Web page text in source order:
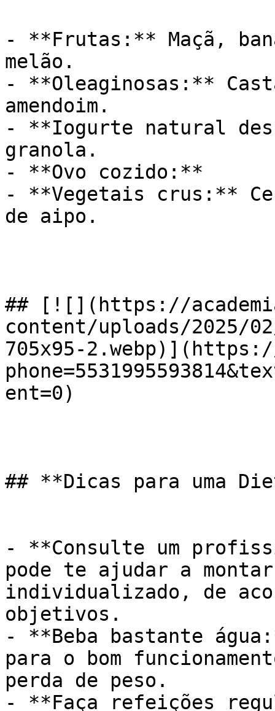
- **Frutas:** Maçã,
melão.
- **Oleaginosas:**
amendoim.
- **Iogurte natural
granola.
- **Ovo cozido:**
- **Vegetais crus:**
de aipo.
## [![](https://
content/uploads/2025/
705x95-
ent=0)
## **Dicas para uma
- **Consulte um
pode te ajudar a
individualizado, de
objetivos.
- **Beba bastante
para o bom
perda de peso.
- **Faça refeições